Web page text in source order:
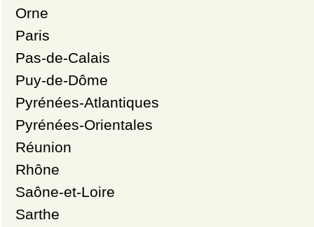
Orne
Paris
Pas-de-Calais
Puy-de-Dôme
Pyrénées-Atlantiques
Pyrénées-Orientales
Réunion
Rhône
Saône-et-Loire
Sarthe